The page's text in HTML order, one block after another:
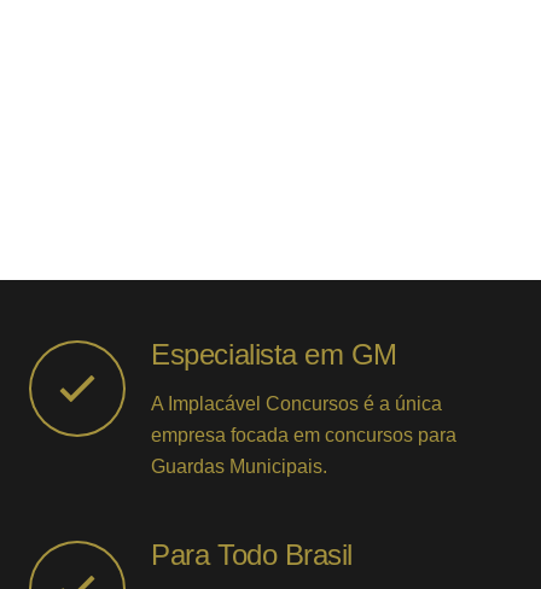
Especialista em GM
A Implacável Concursos é a única
empresa focada em concursos para
Guardas Municipais.
Para Todo Brasil